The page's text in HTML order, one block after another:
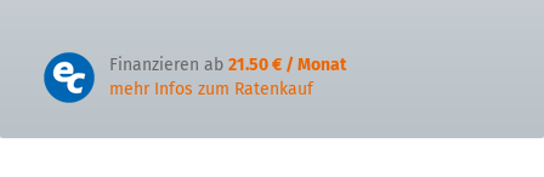
Finanzieren ab 21.50 € / Monat
mehr Infos zum Ratenkauf